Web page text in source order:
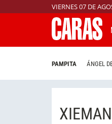
VIERNES 07 DE
PAMPITA ÁNGEL